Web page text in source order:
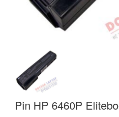
Pin HP 6460P